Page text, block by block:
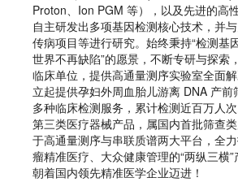
Proton、Ion PGM 等），以及先进的高
自主研发出多项基因检测核心技术，并
传病项目等进行研究。始终秉持“检测基
世界不再缺陷”的愿景，不断专研与探索
临床单位，提供高通量测序实验室全面
立起提供孕妇外周血胎儿游离 DNA 产前
多种临床检测服务，累计检测近百万人
第三类医疗器械产品，属国内首批筛查
于高通量测序与串联质谱两大平台，全
瘤精准医疗、大众健康管理的“两纵三横”
朝着国内领先精准医学企业迈进！